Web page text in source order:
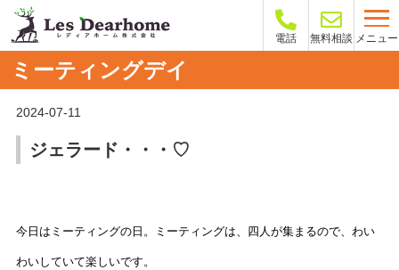
電話 無料相談 メニュー
ミーティングデイ
2024-07-11
ジェラード・・・♡
今日はミーティングの日。ミーティングは、四人が集まるので、わい
わいしていて楽しいです。